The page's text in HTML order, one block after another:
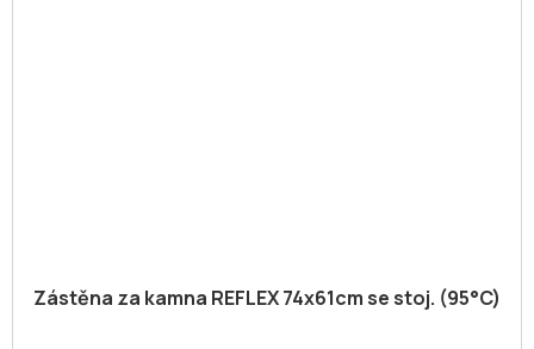
Zástěna za kamna REFLEX 74x61cm se stoj. (95°C)